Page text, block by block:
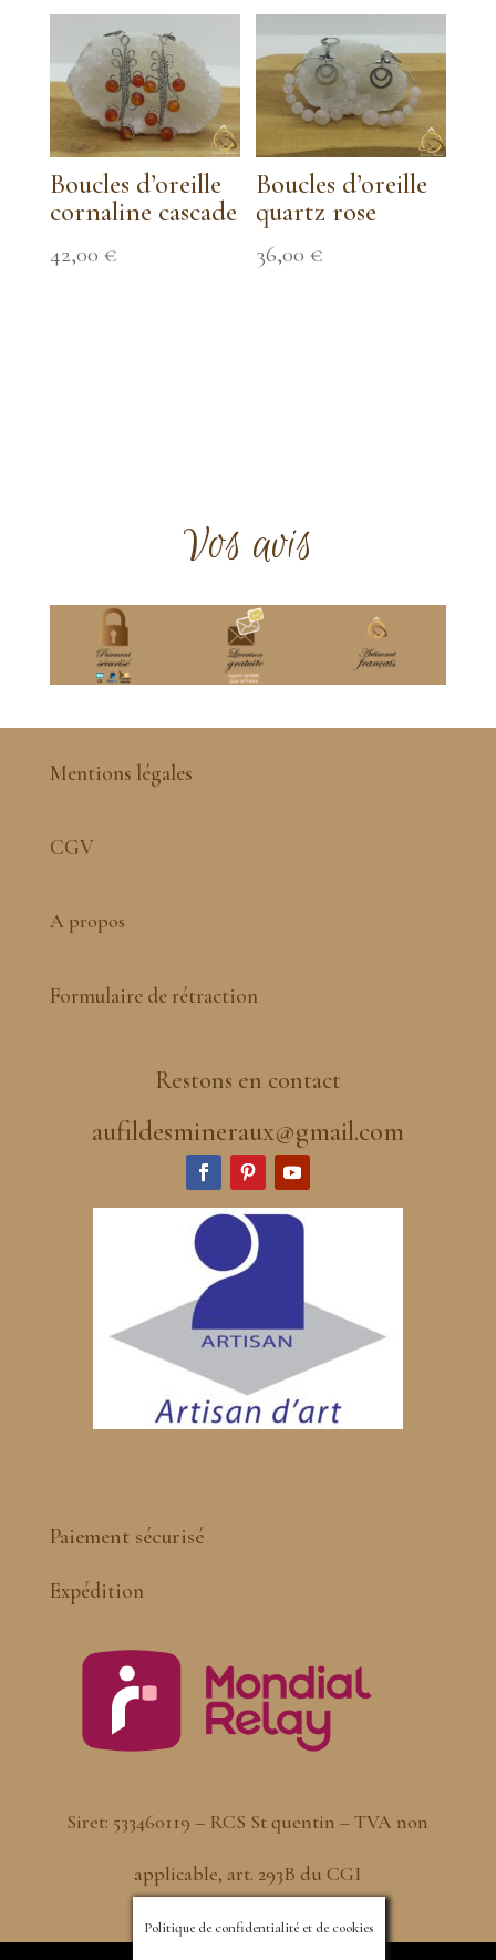
Boucles d’oreille
cornaline cascade
42,00 €
Boucles d’oreille
quartz rose
36,00€
Vos avis
Mentions légales
CGV
A propos
Formulaire de rétraction
Restons en contact
aufildesmineraux@gmail.com
Paiement sécurisé
Expédition
Siret: 533460119 – RCS St quentin – TVA non
applicable, art. 293B du CGI
Politique de confidentialité et de cookies